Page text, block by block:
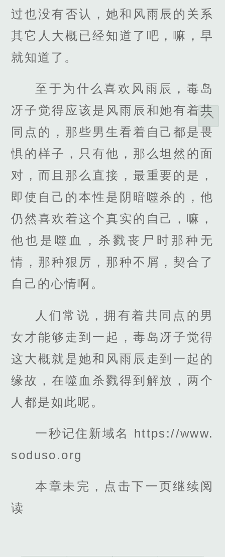
过也没有否认，她和风雨辰的关系
其它人大概已经知道了吧，嘛，早
就知道了。
至于为什么喜欢风雨辰，毒岛
冴子觉得应该是风雨辰和她有着共
同点的，那些男生看着自己都是畏
惧的样子，只有他，那么坦然的面
对，而且那么直接，最重要的是，
即使自己的本性是阴暗噬杀的，他
仍然喜欢着这个真实的自己，嘛，
他也是噬血，杀戮丧尸时那种无
情，那种狠厉，那种不屑，契合了
自己的心情啊。
人们常说，拥有着共同点的男
女才能够走到一起，毒岛冴子觉得
这大概就是她和风雨辰走到一起的
缘故，在噬血杀戮得到解放，两个
人都是如此呢。
一秒记住新域名 https://www.
soduso.org
本章未完，点击下一页继续阅
读